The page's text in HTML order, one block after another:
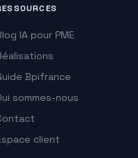
IA pour PME
Bpifrance
sommes-nous
client